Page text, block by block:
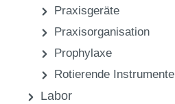
Praxisgeräte
Praxisorganisation
Prophylaxe
Rotierende Instrumente
Labor